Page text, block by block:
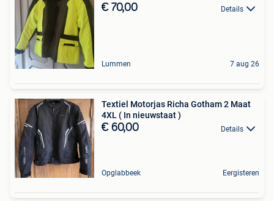
€ 70,00 Details
Lummen 7 aug 26
Textiel Motorjas Richa Gotham 2 Maat
4XL ( In nieuwstaat )
€ 60,00 Details
Opglabbeek Eergisteren